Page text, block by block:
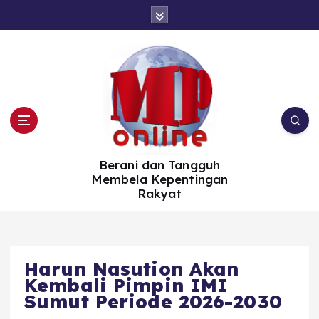
Berani dan Tangguh
Membela Kepentingan
Rakyat
Harun Nasution Akan
Kembali Pimpin IMI
Sumut Periode 2026-2030